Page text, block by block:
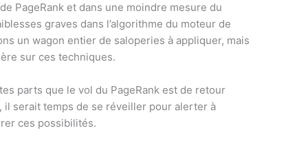
PageRank et dans une moindre mesure du
graves dans l’algorithme du moteur de
un wagon entier de saloperies à appliquer, mais
sur ces techniques.
parts que le vol du PageRank est de retour
il serait temps de se réveiller pour alerter à
ces possibilités.